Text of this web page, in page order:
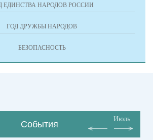
ЕДИНСТВА НАРОДОВ РОССИИ
ГОД ДРУЖБЫ НАРОДОВ
БЕЗОПАСНОСТЬ
События
Июль